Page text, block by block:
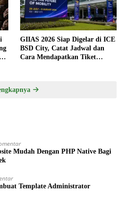
GIIAS 2026 Siap Digelar di ICE
BSD City, Catat Jadwal dan
Cara Mendapatkan Tiket
Mudah Dengan PHP Native Bagi
Template Administrator